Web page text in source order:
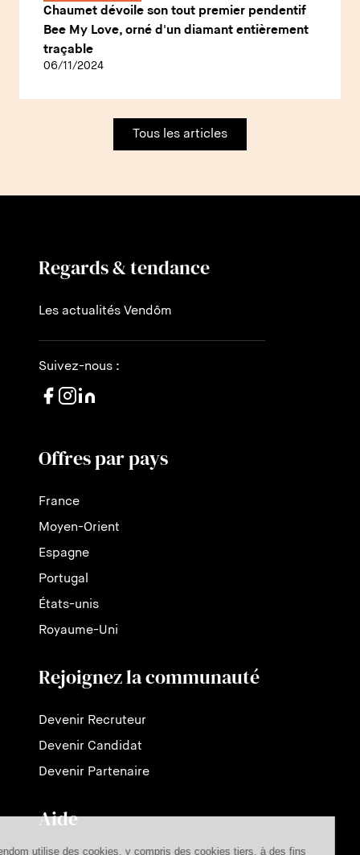
Chaumet dévoile son tout premier pendentif
Bee My Love, orné d'un diamant entièrement
traçable
06/11/2024
Tous les articles
Regards & tendance
Les actualités Vendôm
Suivez-nous :
Offres par pays
France
Moyen-Orient
Espagne
Portugal
États-unis
Royaume-Uni
Rejoignez la communauté
Devenir Recruteur
Devenir Candidat
Devenir Partenaire
Aide